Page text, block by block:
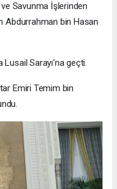
ve Savunma İşlerinden
Abdurrahman bin Hasan
Sarayı'na geçti.
Emiri Temim bin